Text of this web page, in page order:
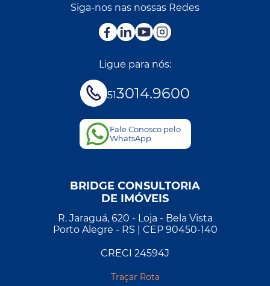
Siga-nos nas nossas Redes
Ligue para nós:
513014.9600
Fale Conosco pelo
WhatsApp
BRIDGE CONSULTORIA
DE IMÓVEIS
R. Jaraguá, 620 - Loja - Bela Vista
Porto Alegre - RS | CEP 90450-140
CRECI 24594J
Traçar Rota